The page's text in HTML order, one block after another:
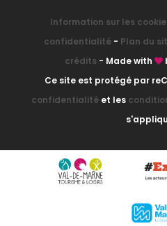
Information sur les
confidentialité- Plan du
crédits - Made with
Ce site est protégé par
confidentialité et les